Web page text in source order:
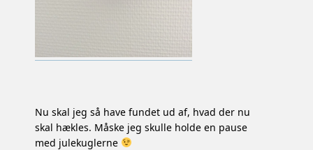
Nu skal jeg så have fundet ud af, hvad der nu
skal hækles. Måske jeg skulle holde en pause
med julekuglerne